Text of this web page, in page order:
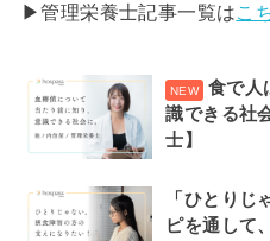
▶︎管理栄養士記事一覧はこ
食で人
識できる社
士】
「ひとりじ
ピを通して